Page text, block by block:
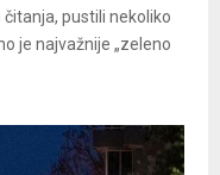
pustili nekoliko
je najvažnije „zeleno